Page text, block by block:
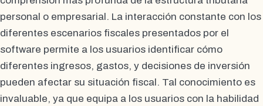
personal o empresarial. La interacción constante con los
diferentes escenarios fiscales presentados por el
software permite a los usuarios identificar cómo
diferentes ingresos, gastos, y decisiones de inversión
pueden afectar su situación fiscal. Tal conocimiento es
invaluable, ya que equipa a los usuarios con la habilidad